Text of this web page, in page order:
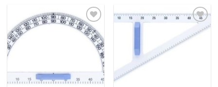
Pridať k
obľúbeným
obľúbeným